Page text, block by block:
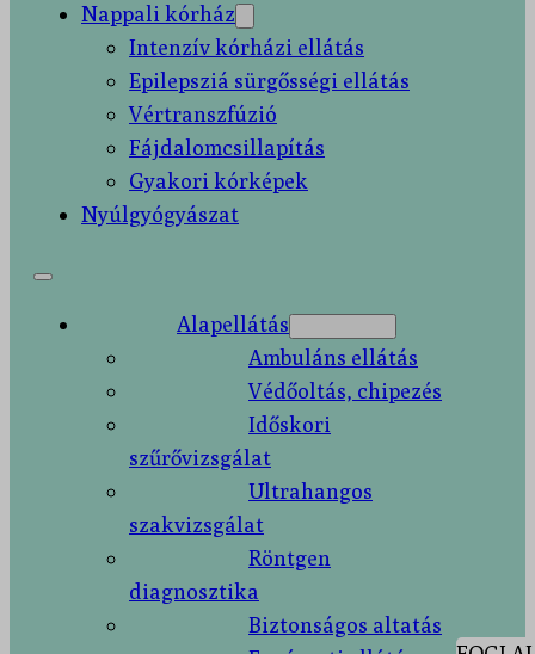
Nappali kórház
Intenzív kórházi ellátás
Epilepsziá sürgősségi ellátás
Vértranszfúzió
Fájdalomcsillapítás
Gyakori kórképek
Nyúlgyógyászat
Alapellátás
Ambuláns ellátás
Védőoltás, chipezés
Időskori
szűrővizsgálat
Ultrahangos
szakvizsgálat
Röntgen
diagnosztika
Biztonságos altatás